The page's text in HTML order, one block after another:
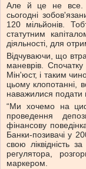
Але й це не все.
сьогодні
120 мільйонів.
статутним
діяльності, для
Відчуваючи, що
маневрів.
Мін'юст, і таким
цьому клопотанні,
наважилися подати
“Ми хочемо на
проведення
фінансову
Банки-позивачі у
свою ліквідність
регулятора,
маркером.